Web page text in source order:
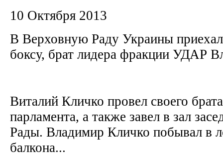
10 Октября 2013
В Верховную Раду Украины
боксу, брат лидера фракции УДАР
Виталий Кличко провел своего
парламента, а также завел в зал
Рады. Владимир Кличко побывал в
балкона...